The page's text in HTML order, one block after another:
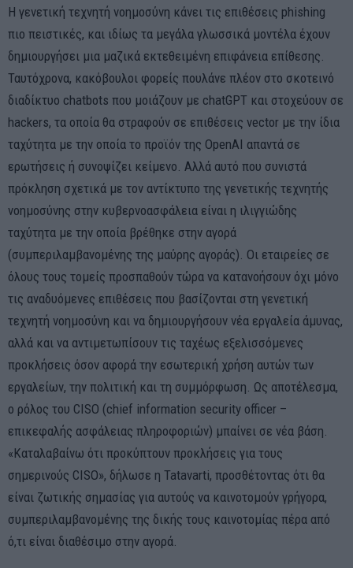
Η γενετική τεχνητή νοημοσύνη κάνει τις επιθέσεις phishing
πιο πειστικές, και ιδίως τα μεγάλα γλωσσικά μοντέλα έχουν
δημιουργήσει μια μαζικά εκτεθειμένη επιφάνεια επίθεσης.
Ταυτόχρονα, κακόβουλοι φορείς πουλάνε πλέον στο σκοτεινό
διαδίκτυο chatbots που μοιάζουν με chatGPT και στοχεύουν σε
hackers, τα οποία θα στραφούν σε επιθέσεις vector με την ίδια
ταχύτητα με την οποία το προϊόν της OpenAI απαντά σε
ερωτήσεις ή συνοψίζει κείμενο. Αλλά αυτό που συνιστά
πρόκληση σχετικά με τον αντίκτυπο της γενετικής τεχνητής
νοημοσύνης στην κυβερνοασφάλεια είναι η ιλιγγιώδης
ταχύτητα με την οποία βρέθηκε στην αγορά
(συμπεριλαμβανομένης της μαύρης αγοράς). Οι εταιρείες σε
όλους τους τομείς προσπαθούν τώρα να κατανοήσουν όχι μόνο
τις αναδυόμενες επιθέσεις που βασίζονται στη γενετική
τεχνητή νοημοσύνη και να δημιουργήσουν νέα εργαλεία άμυνας,
αλλά και να αντιμετωπίσουν τις ταχέως εξελισσόμενες
προκλήσεις όσον αφορά την εσωτερική χρήση αυτών των
εργαλείων, την πολιτική και τη συμμόρφωση. Ως αποτέλεσμα,
ο ρόλος του CISO (chief information security officer –
επικεφαλής ασφάλειας πληροφοριών) μπαίνει σε νέα βάση.
«Καταλαβαίνω ότι προκύπτουν προκλήσεις για τους
σημερινούς CISO», δήλωσε η Tatavarti, προσθέτοντας ότι θα
είναι ζωτικής σημασίας για αυτούς να καινοτομούν γρήγορα,
συμπεριλαμβανομένης της δικής τους καινοτομίας πέρα από
ό,τι είναι διαθέσιμο στην αγορά.